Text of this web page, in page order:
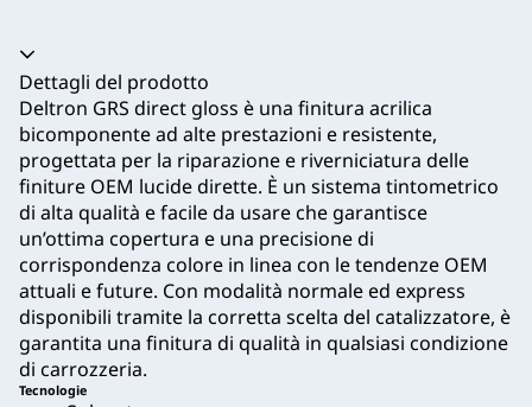
Dettagli del prodotto
Deltron GRS direct gloss è una finitura acrilica
bicomponente ad alte prestazioni e resistente,
progettata per la riparazione e riverniciatura delle
finiture OEM lucide dirette. È un sistema tintometrico
di alta qualità e facile da usare che garantisce
un’ottima copertura e una precisione di
corrispondenza colore in linea con le tendenze OEM
attuali e future. Con modalità normale ed express
disponibili tramite la corretta scelta del catalizzatore, è
garantita una finitura di qualità in qualsiasi condizione
di carrozzeria.
Tecnologie